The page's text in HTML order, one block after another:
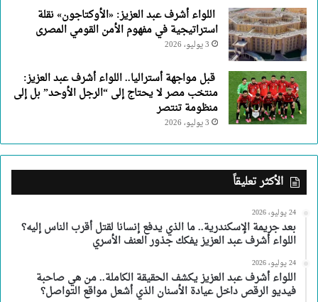
اللواء أشرف عبد العزيز: «الأوكتاجون» نقلة
استراتيجية في مفهوم الأمن القومي المصرى
3 يوليو، 2026
قبل مواجهة أستراليا.. اللواء أشرف عبد العزيز:
منتخب مصر لا يحتاج إلى “الرجل الأوحد” بل إلى
منظومة تنتصر
3 يوليو، 2026
الأكثر تعليقاً
24 يوليو، 2026
بعد جريمة الإسكندرية.. ما الذي يدفع إنسانا لقتل أقرب الناس إليه؟
اللواء أشرف عبد العزيز يفكك جذور العنف الأسري
24 يوليو، 2026
اللواء أشرف عبد العزيز يكشف الحقيقة الكاملة.. من هي صاحبة
فيديو الرقص داخل عيادة الأسنان الذي أشعل مواقع التواصل؟